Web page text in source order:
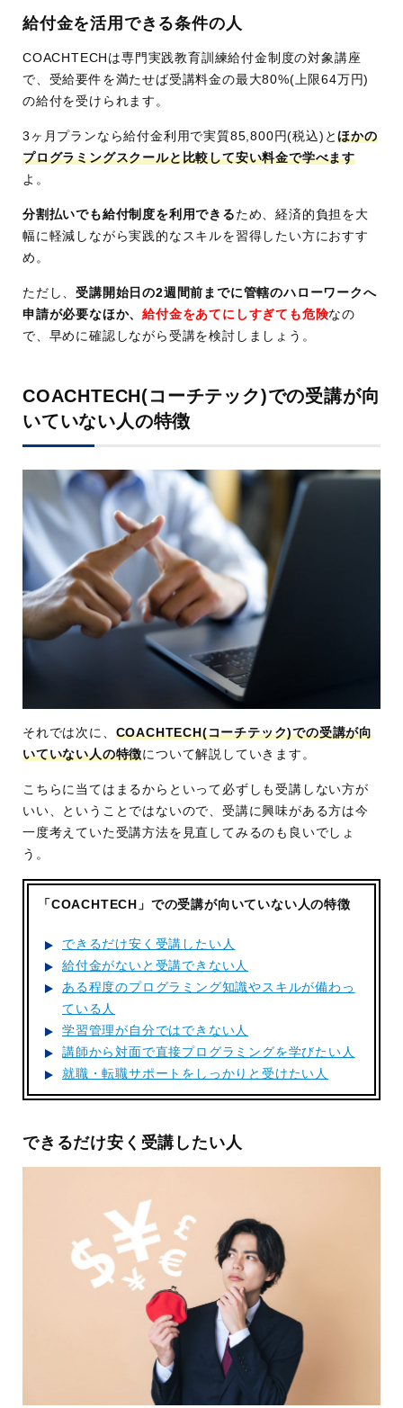
給付金を活用できる条件の人
COACHTECHは専門実践教育訓練給付金制度の対象講座
で、受給要件を満たせば受講料金の最大80%(上限64万円)
の給付を受けられます。
3ヶ月プランなら給付金利用で実質85,800円(税込)とほかの
プログラミングスクールと比較して安い料金で学べます
よ。
分割払いでも給付制度を利用できる ため、経済的負担を大
幅に軽減しながら実践的なスキルを習得したい方におすす
め。
ただし、受講開始日の2週間前までに管轄のハローワークへ
申請が必要なほか、給付金をあてにしすぎても危険なの
で、早めに確認しながら受講を検討しましょう。
COACHTECH(コーチテック)での受講が向
いていない人の特徴
それでは次に、 COACHTECH(コーチテック)での受講が向
いていない人の特徴について解説していきます。
こちらに当てはまるからといって必ずしも受講しない方が
いい、ということではないので、受講に興味がある方は今
一度考えていた受講方法を見直してみるのも良いでしょ
う。
「COACHTECH」での受講が向いていない人の特徴
できるだけ安く受講したい人
給付金がないと受講できない人
ある程度のプログラミング知識やスキルが備わっ
ている人
学習管理が自分ではできない人
講師から対面で直接プログラミングを学びたい人
就職・転職サポートをしっかりと受けたい人
できるだけ安く受講したい人